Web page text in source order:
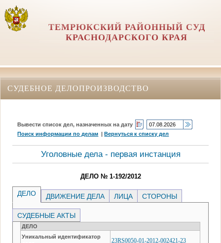
ТЕМРЮКСКИЙ РАЙОННЫЙ СУД
КРАСНОДАРСКОГО КРАЯ
СУДЕБНОЕ ДЕЛОПРОИЗВОДСТВО
Вывести список дел, назначенных на дату
Поиск информации по делам |Вернуться к списку дел
Уголовные дела - первая инстанция
ДЕЛО № 1-192/2012
ДЕЛО ДВИЖЕНИЕ ДЕЛА ЛИЦА СТОРОНЫ
СУДЕБНЫЕ АКТЫ
ДЕЛО
Уникальный идентификатор
23RS0050-01-2012-002421-23